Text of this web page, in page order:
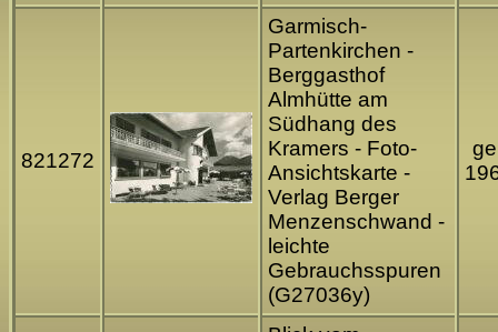
821272
Garmisch-
Partenkirchen -
Berggasthof
Almhütte am
Südhang des
Kramers - Foto-
Ansichtskarte -
Verlag Berger
Menzenschwand -
leichte
Gebrauchsspuren
(G27036y)